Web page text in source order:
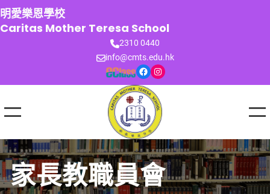
跳
至
主
明愛樂恩學校
Caritas Mother Teresa School
2310 0440
info@cmts.edu.hk
Facebook Instagram
家長教職員會